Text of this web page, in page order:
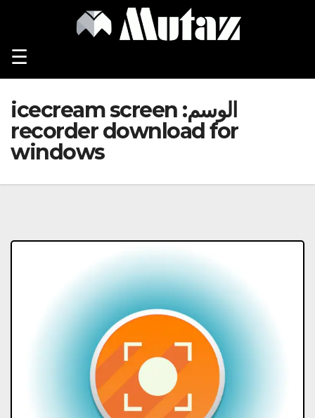
☰
الوسم: icecream screen
recorder download for
windows